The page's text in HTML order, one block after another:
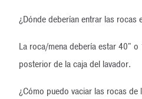
¿Dónde deberían entrar las rocas
La roca/mena debería estar 40"
posterior de la caja del lavador.
¿Cómo puedo vaciar las rocas de